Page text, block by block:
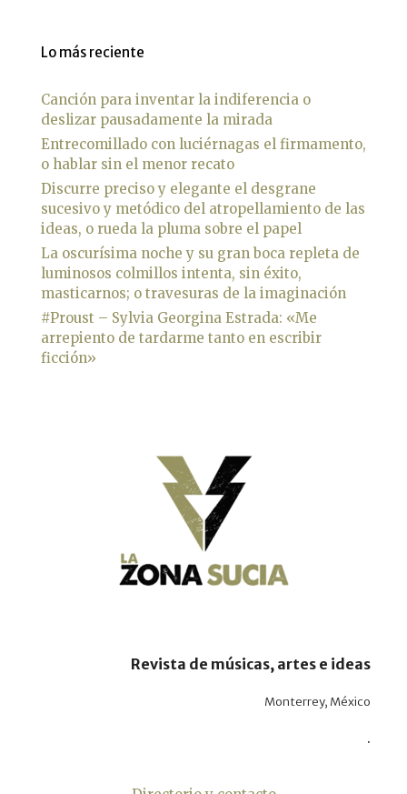
Lo más reciente
Canción para inventar la indiferencia o
deslizar pausadamente la mirada
Entrecomillado con luciérnagas el firmamento,
o hablar sin el menor recato
Discurre preciso y elegante el desgrane
sucesivo y metódico del atropellamiento de las
ideas, o rueda la pluma sobre el papel
La oscurísima noche y su gran boca repleta de
luminosos colmillos intenta, sin éxito,
masticarnos; o travesuras de la imaginación
#Proust – Sylvia Georgina Estrada: «Me
arrepiento de tardarme tanto en escribir
ficción»
Revista de músicas, artes e ideas
Monterrey, México
.